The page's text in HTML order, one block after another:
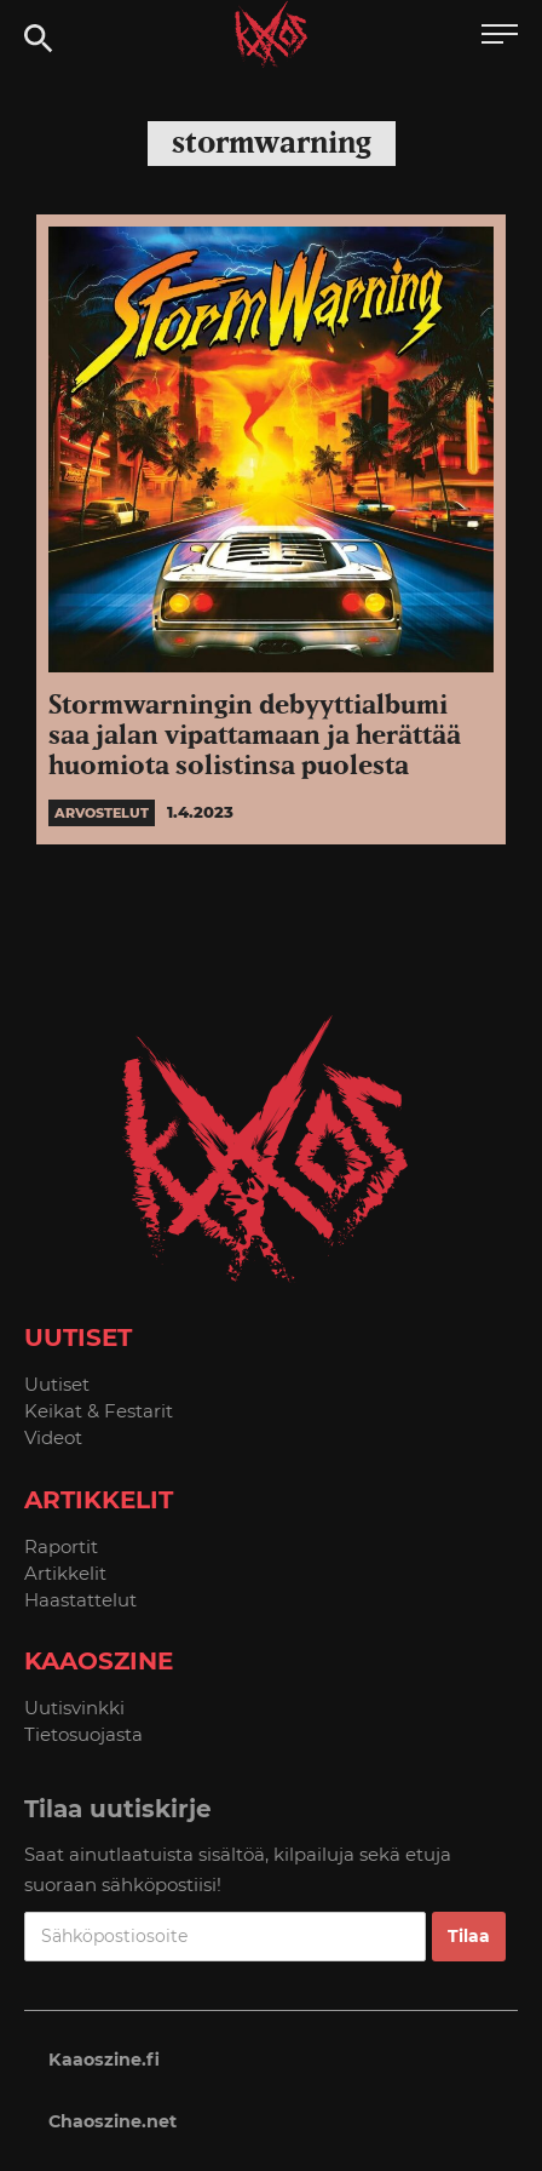
Siirry
suoraan
Kaaoszine
stormwarning
Stormwarningin debyyttialbumi
saa jalan vipattamaan ja herättää
huomiota solistinsa puolesta
ARVOSTELUT 1.4.2023
UUTISET
Uutiset
Keikat & Festarit
Videot
ARTIKKELIT
Raportit
Artikkelit
Haastattelut
KAAOSZINE
Uutisvinkki
Tietosuojasta
Tilaa uutiskirje
Saat ainutlaatuista sisältöä, kilpailuja sekä etuja
suoraan sähköpostiisi!
Kaaoszine.fi
Chaoszine.net